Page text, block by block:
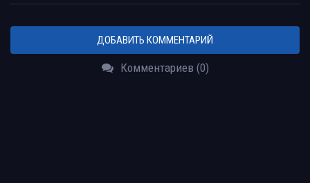
ДОБАВИТЬ КОММЕНТАРИЙ
Комментариев (0)